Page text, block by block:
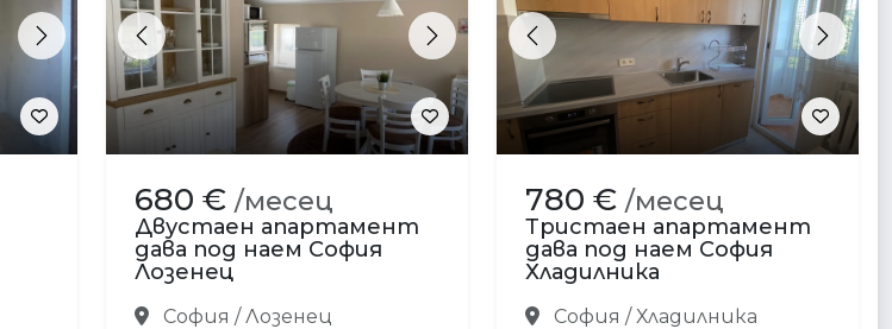
Next Previous Next
680 € /месец
Двустаен апартамент
дава под наем София
Лозенец
София / Лозенец
Previous Next
780 € /месец
Тристаен апартамент
дава под наем София
Хладилника
София / Хладилника